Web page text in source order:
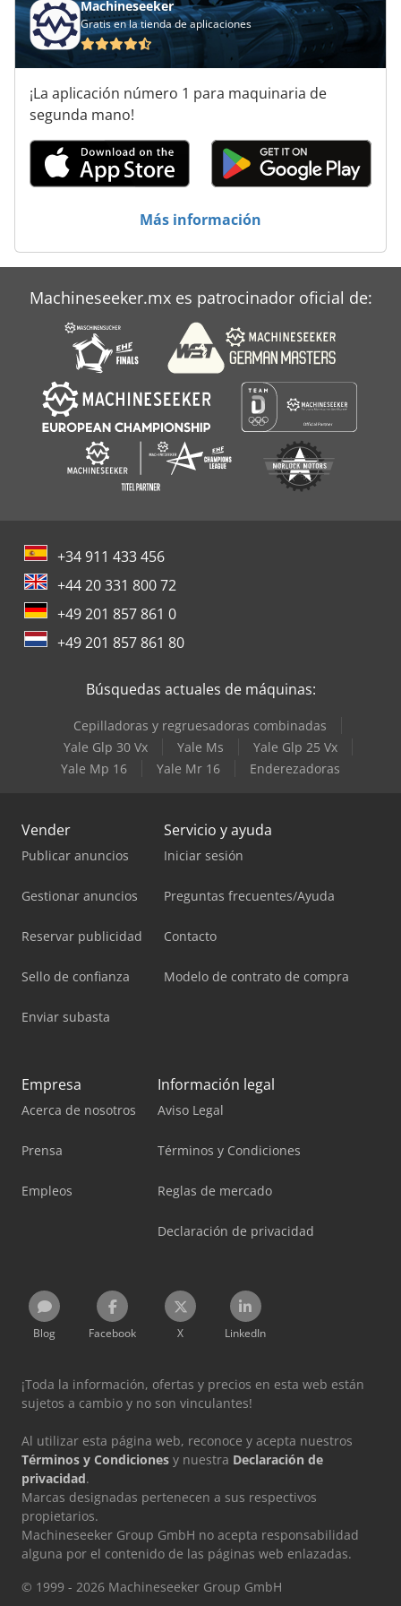
Producción De Circuitos
Producción De Materiales De Construcción
Productos De Panadería
Puesto De Trabajo
Machineseeker
Gratis en la tienda de aplicaciones
¡La aplicación número 1 para maquinaria de
segunda mano!
Más información
Machineseeker.mx es patrocinador oficial de:
+34 911 433 456
+44 20 331 800 72
+49 201 857 861 0
+49 201 857 861 80
Búsquedas actuales de máquinas:
Cepilladoras y regruesadoras combinadas
Yale Glp 30 Vx
Yale Ms
Yale Glp 25 Vx
Yale Mp 16
Yale Mr 16 Enderezadoras
Vender
Publicar anuncios
Gestionar anuncios
Reservar publicidad
Sello de confianza
Enviar subasta
Servicio y ayuda
Iniciar sesión
Preguntas frecuentes/Ayuda
Contacto
Modelo de contrato de compra
Empresa
Acerca de nosotros
Prensa
Empleos
Información legal
Aviso Legal
Términos y Condiciones
Reglas de mercado
Declaración de privacidad
Blog Facebook X LinkedIn
¡Toda la información, ofertas y precios en esta web están
sujetos a cambio y no son vinculantes!
Al utilizar esta página web, reconoce y acepta nuestros
Términos y Condiciones y nuestra Declaración de
privacidad.
Marcas designadas pertenecen a sus respectivos
propietarios.
Machineseeker Group GmbH no acepta responsabilidad
alguna por el contenido de las páginas web enlazadas.
© 1999 - 2026 Machineseeker Group GmbH